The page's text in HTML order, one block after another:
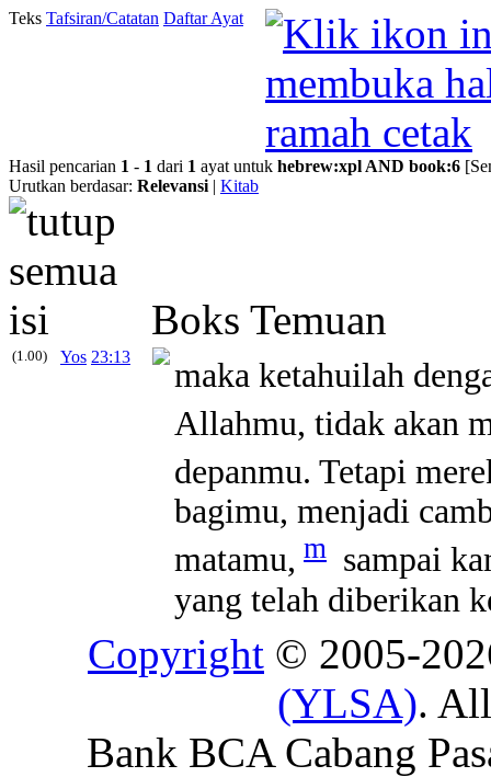
Teks Tafsiran/Catatan Daftar Ayat
Hasil pencarian 1 - 1 dari 1 ayat untuk hebrew:xpl AND book:6
Urutkan berdasar: Relevansi | Kitab
Boks Temuan
(1.00) Yos 23:13
maka ketahuilah
Allahmu, tidak akan
depanmu. Tetapi
bagimu, menjadi
matamu, m sampai
yang telah diberikan
Copyright © 2005-
(YLSA).
Bank BCA Cabang